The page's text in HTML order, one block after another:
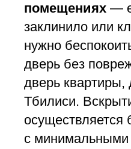
помещениях —
заклинило или
нужно
дверь без
дверь
Тбилиси.
осуществляется
с минимальными